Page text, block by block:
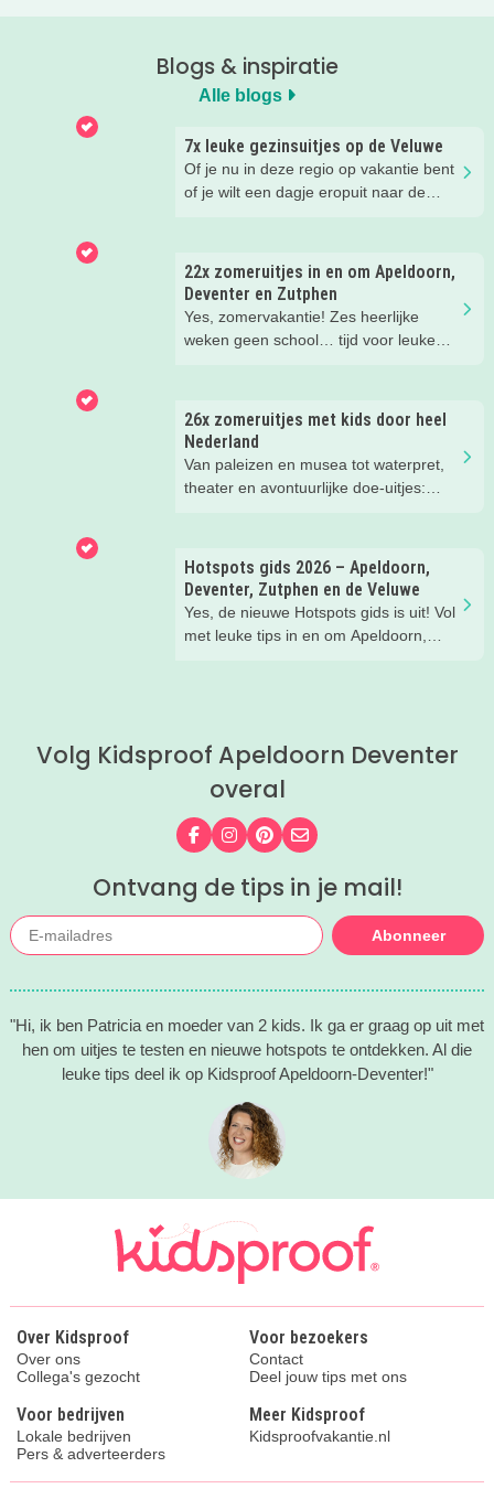
Blogs & inspiratie
Alle blogs
7x leuke gezinsuitjes op de Veluwe
Of je nu in deze regio op vakantie bent
of je wilt een dagje eropuit naar de
22x zomeruitjes in en om Apeldoorn,
Deventer en Zutphen
Yes, zomervakantie! Zes heerlijke
weken geen school… tijd voor leuke
Zutphen en de Veluwe. Wij
verzamelden de leukste zomeruitjes
met kinderen voor je.
26x zomeruitjes met kids door heel
Nederland
Van paleizen en musea tot waterpret,
theater en avontuurlijke doe-uitjes:
Hotspots gids 2026 – Apeldoorn,
Deventer, Zutphen en de Veluwe
Yes, de nieuwe Hotspots gids is uit! Vol
met leuke tips in en om Apeldoorn,
Volg Kidsproof Apeldoorn Deventer
overal
Volg ons op Facebook
Volg ons op Instagram
Volg ons op Pinterest
Mail ons
Ontvang de tips in je mail!
Abonneer
"Hi, ik ben Patricia en moeder van 2 kids. Ik ga er graag op uit met
hen om uitjes te testen en nieuwe hotspots te ontdekken. Al die
leuke tips deel ik op Kidsproof Apeldoorn-Deventer!"
Over Kidsproof
Over ons
Collega's gezocht
Voor bezoekers
Contact
Deel jouw tips met ons
Voor bedrijven
Lokale bedrijven
Pers & adverteerders
Meer Kidsproof
Kidsproofvakantie.nl